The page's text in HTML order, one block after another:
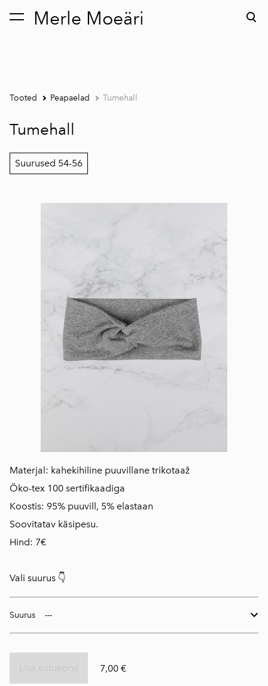
Merle Moeäri
lisati ostukorvi. Vaata ostukorvi
Tooted Peapaelad Tumehall
Tumehall
Suurused 54-56
Materjal: kahekihiline puuvillane trikotaaž
Öko-tex 100 sertifikaadiga
Koostis: 95% puuvill, 5% elastaan
Soovitatav käsipesu.
Hind: 7€
Vali suurus 👇
Suurus
7,00 €